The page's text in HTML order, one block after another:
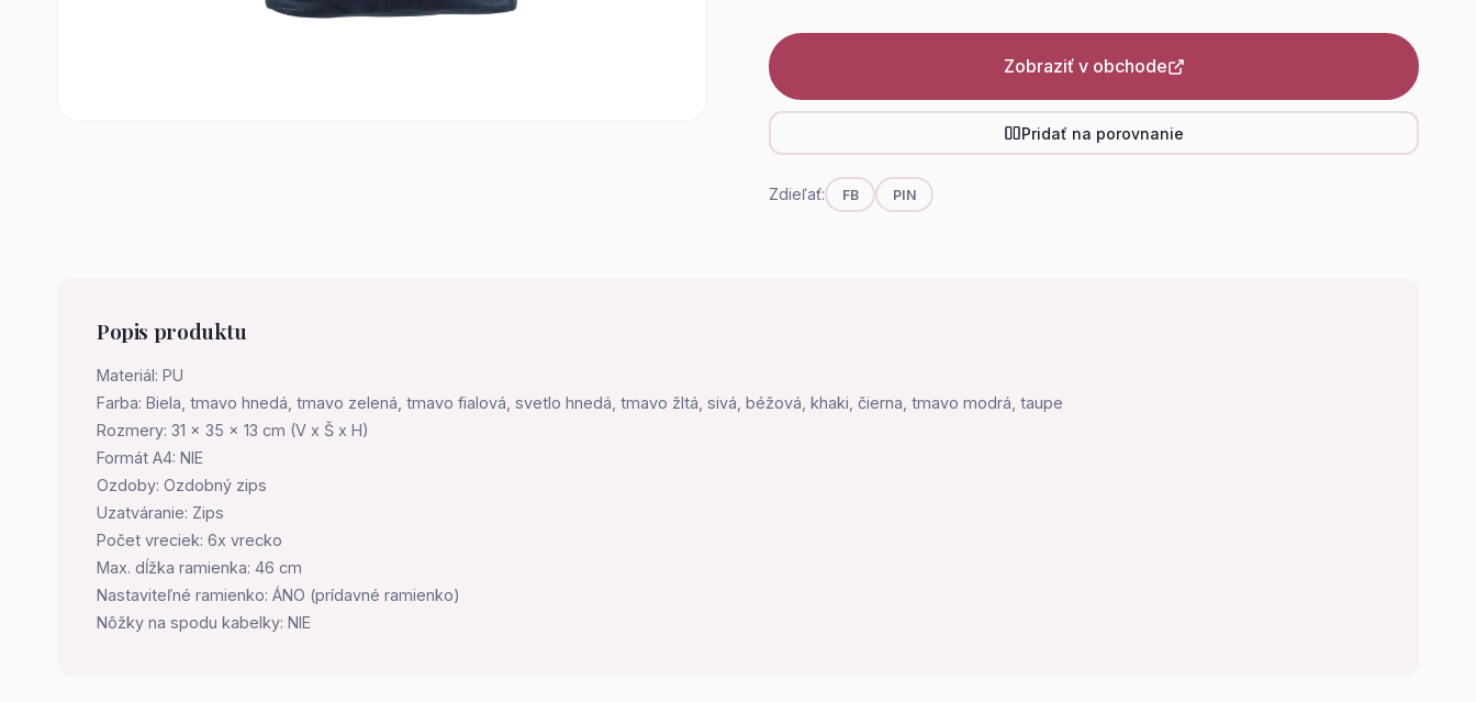
Zobraziť v obchode
Pridať na porovnanie
Zdieľať: FB PIN
Popis produktu
Materiál: PU
Farba: Biela, tmavo hnedá, tmavo zelená, tmavo fialová, svetlo hnedá, tmavo žltá, sivá, béžová, khaki, čierna, tmavo modrá, taupe
Rozmery: 31 x 35 x 13 cm (V x Š x H)
Formát A4: NIE
Ozdoby: Ozdobný zips
Uzatváranie: Zips
Počet vreciek: 6x vrecko
Max. dĺžka ramienka: 46 cm
Nastaviteľné ramienko: ÁNO (prídavné ramienko)
Nôžky na spodu kabelky: NIE